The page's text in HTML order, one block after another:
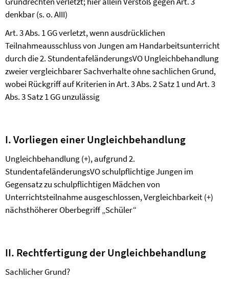
denkbar (s. o. AIII)
Art. 3 Abs. 1 GG verletzt, wenn ausdrücklichen
Teilnahmeausschluss von Jungen am Handarbeitsunterricht
durch die 2. StundentafeländerungsVO Ungleichbehandlung
zweier vergleichbarer Sachverhalte ohne sachlichen Grund,
wobei Rückgriff auf Kriterien in Art. 3 Abs. 2 Satz 1 und Art. 3
Abs. 3 Satz 1 GG unzulässig
I. Vorliegen einer Ungleichbehandlung
Ungleichbehandlung (+), aufgrund 2.
StundentafeländerungsVO schulpflichtige Jungen im
Gegensatz zu schulpflichtigen Mädchen von
Unterrichtsteilnahme ausgeschlossen, Vergleichbarkeit (+)
nächsthöherer Oberbegriff „Schüler“
II. Rechtfertigung der Ungleichbehandlung
Sachlicher Grund?